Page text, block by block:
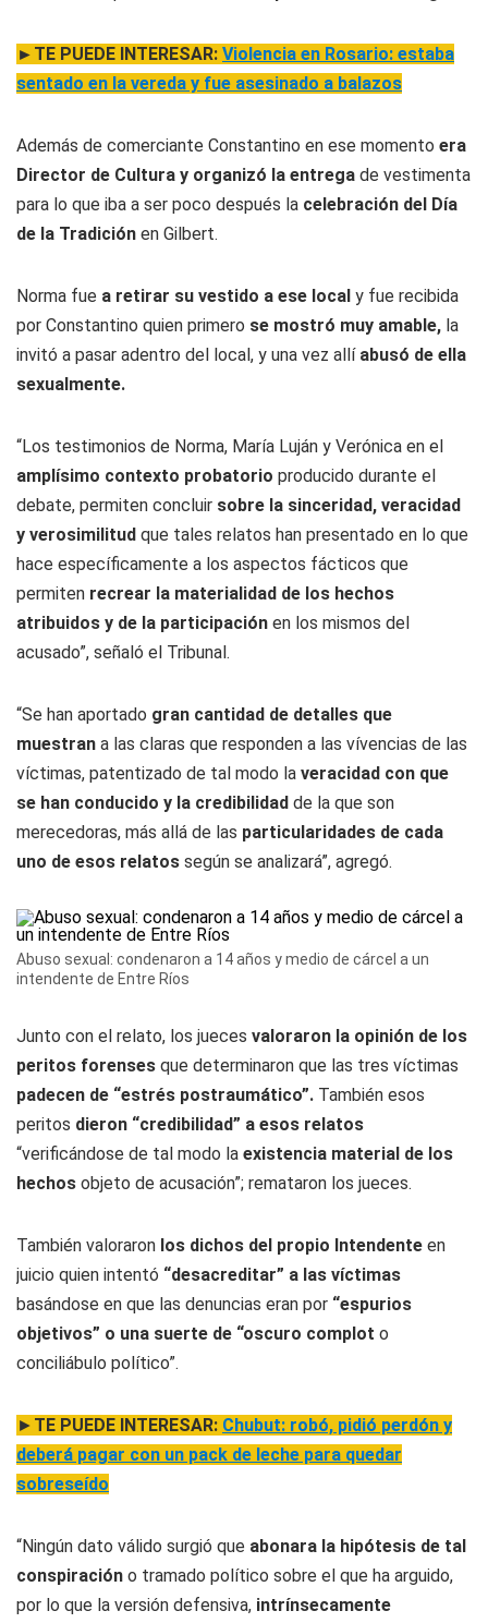
►TE PUEDE INTERESAR: Violencia en Rosario: estaba
sentado en la vereda y fue asesinado a balazos
Además de comerciante Constantino en ese momento era
Director de Cultura y organizó la entrega de vestimenta
para lo que iba a ser poco después la celebración del Día
de la Tradición en Gilbert.
Norma fue a retirar su vestido a ese local y fue recibida
por Constantino quien primero se mostró muy amable, la
invitó a pasar adentro del local, y una vez allí abusó de ella
sexualmente.
“Los testimonios de Norma, María Luján y Verónica en el
amplísimo contexto probatorio producido durante el
debate, permiten concluir sobre la sinceridad, veracidad
y verosimilitud que tales relatos han presentado en lo que
hace específicamente a los aspectos fácticos que
permiten recrear la materialidad de los hechos
atribuidos y de la participación en los mismos del
acusado”, señaló el Tribunal.
“Se han aportado gran cantidad de detalles que
muestran a las claras que responden a las vívencias de las
víctimas, patentizado de tal modo la veracidad con que
se han conducido y la credibilidad de la que son
merecedoras, más allá de las particularidades de cada
uno de esos relatos según se analizará”, agregó.
Abuso sexual: condenaron a 14 años y medio de cárcel a un
intendente de Entre Ríos
Junto con el relato, los jueces valoraron la opinión de los
peritos forenses que determinaron que las tres víctimas
padecen de “estrés postraumático”. También esos
peritos dieron “credibilidad” a esos relatos
“verificándose de tal modo la existencia material de los
hechos objeto de acusación”; remataron los jueces.
También valoraron los dichos del propio Intendente en
juicio quien intentó “desacreditar” a las víctimas
basándose en que las denuncias eran por “espurios
objetivos” o una suerte de “oscuro complot o
conciliábulo político”.
► TE PUEDE INTERESAR: Chubut: robó, pidió perdón y
deberá pagar con un pack de leche para quedar
sobreseído
“Ningún dato válido surgió que abonara la hipótesis de tal
conspiración o tramado político sobre el que ha arguido,
por lo que la versión defensiva, intrínsecamente